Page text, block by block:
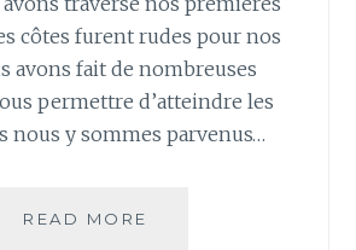
côtes furent rudes pour nos
avons fait de nombreuses
permettre d’atteindre les
nous y sommes parvenus…
READ MORE